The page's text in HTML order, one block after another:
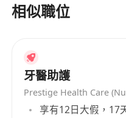
相似職位
牙醫助護
Prestige Health Care
享有12日大假，17